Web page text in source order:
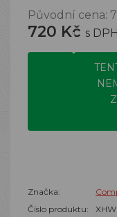
Původní cena:
720 Kč s DPH
Značka:
Číslo produktu: